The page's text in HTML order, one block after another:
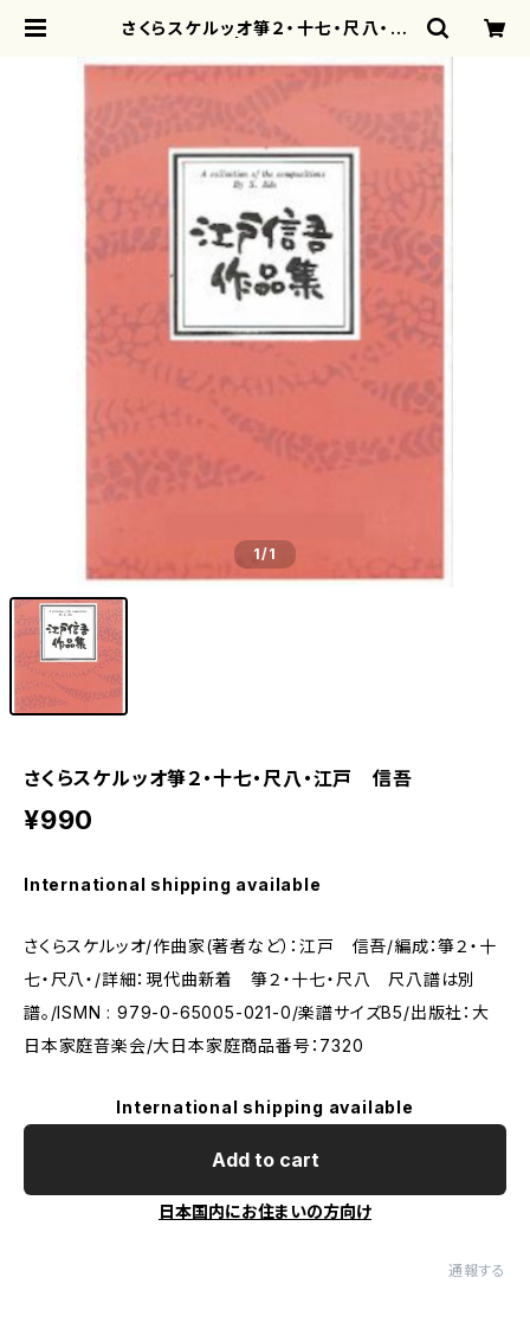
さくらスケルッオ箏２・十七・尺八・江
1/1
さくらスケルッオ箏２・十七・尺八・江戸 信吾
¥990
International shipping available
さくらスケルッオ/作曲家(著者など）：江戸 信吾/編成：箏２・十
七・尺八・/詳細：現代曲新着 箏２・十七・尺八 尺八譜は別
譜。/ISMN : 979-0-65005-021-0/楽譜サイズB5/出版社：大
日本家庭音楽会/大日本家庭商品番号：7320
International shipping available
Add to cart
日本国内にお住まいの方向け
通報する